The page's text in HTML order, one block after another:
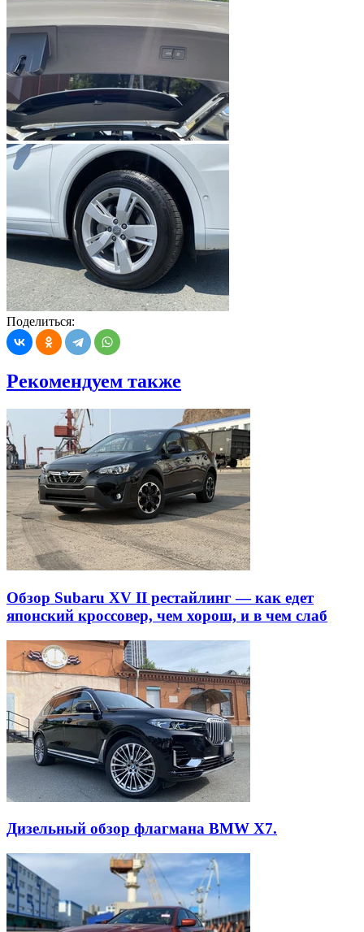
Поделиться:
Рекомендуем также
Обзор Subaru XV II рестайлинг — как едет
японский кроссовер, чем хорош, и в чем слаб
Дизельный обзор флагмана BMW X7.